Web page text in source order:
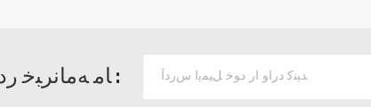
ﺎﻣ ﻪﻣﺎﻧﺮﺒﺧ ﺭﺩ ﻥﺪﺷ ﮎﺮﺘﺸﻣ :